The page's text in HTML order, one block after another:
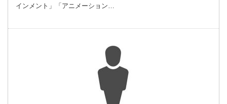
インメント」「アニメーション…